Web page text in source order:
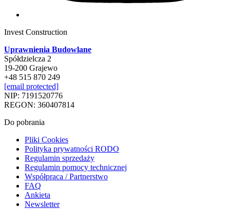
Invest Construction
Uprawnienia Budowlane
Spółdzielcza 2
19-200 Grajewo
+48 515 870 249
[email protected]
NIP: 7191520776
REGON: 360407814
Do pobrania
Pliki Cookies
Polityka prywatności RODO
Regulamin sprzedaży
Regulamin pomocy technicznej
Współpraca / Partnerstwo
FAQ
Ankieta
Newsletter